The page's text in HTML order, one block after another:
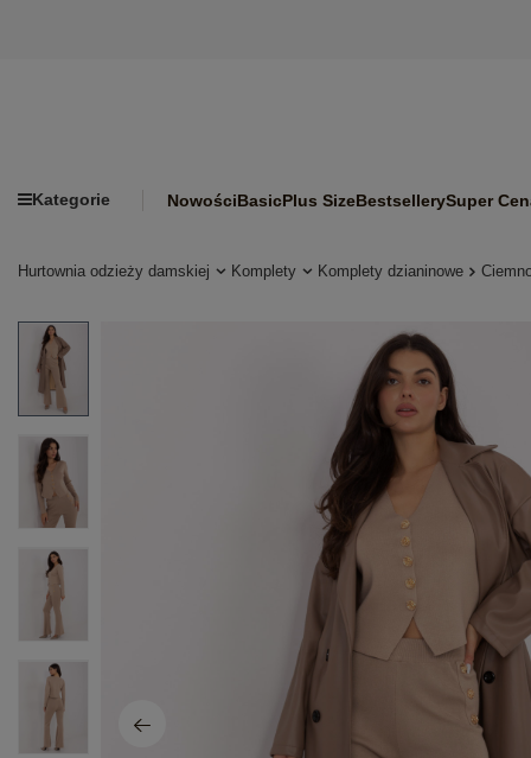
Kategorie NowościBasicPlus SizeBestsellerySuper
Hurtownia odzieży damskiej Komplety Komplety dzianinowe